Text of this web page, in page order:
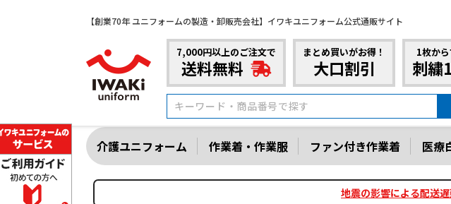
【創業70年 ユニフォームの製造・卸販売会社】イワキユニフォーム公式通販サイト
7,000円以上のご注文で
送料無料
まとめ買いがお得！
大口割引
1枚から
刺繍
介護ユニフォーム 作業着・作業服 ファン付き作業着 医療
地震の影響による配送